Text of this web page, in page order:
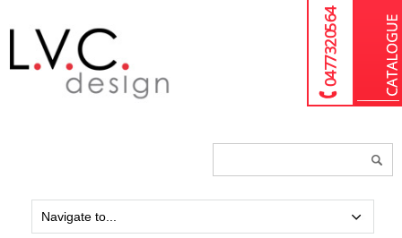
04 77 32 05 64